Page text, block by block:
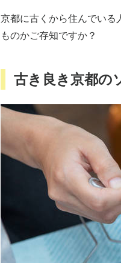
京都に古くから住んでいる
ものかご存知ですか？
古き良き京都の